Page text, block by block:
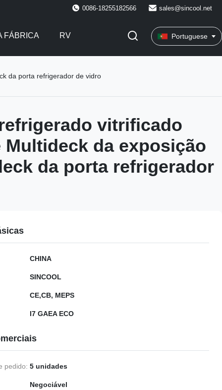
0086-18255182566 sales@sincool.net
FÁBRICA RV Portuguese
da porta refrigerador de vidro
vitrificado
Multideck da exposição
da porta refrigerador
CHINA
SINCOOL
CE,CB, MEPS
I7 GAEA ECO
pedido: 5 unidades
Negociável